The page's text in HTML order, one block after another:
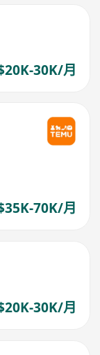
30K/月
70K/月
30K/月